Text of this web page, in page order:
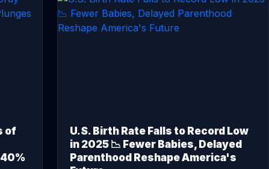
of
U.S. Birth Rate Falls to Record Low
in 2025 📉 Fewer Babies, Delayed
Parenthood Reshape America's